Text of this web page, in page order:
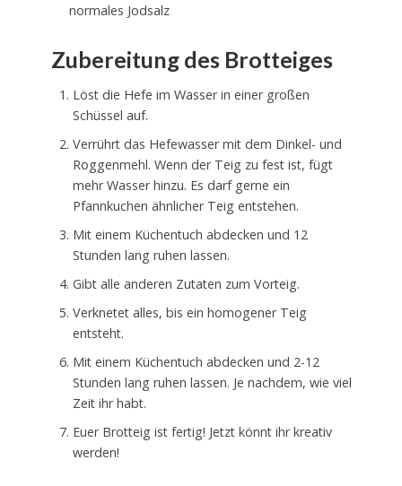
normales Jodsalz
Zubereitung des Brotteiges
Löst die Hefe im Wasser in einer großen
Schüssel auf.
Verrührt das Hefewasser mit dem Dinkel- und
Roggenmehl. Wenn der Teig zu fest ist, fügt
mehr Wasser hinzu. Es darf gerne ein
Pfannkuchen ähnlicher Teig entstehen.
Mit einem Küchentuch abdecken und 12
Stunden lang ruhen lassen.
Gibt alle anderen Zutaten zum Vorteig.
Verknetet alles, bis ein homogener Teig
entsteht.
Mit einem Küchentuch abdecken und 2-12
Stunden lang ruhen lassen. Je nachdem, wie viel
Zeit ihr habt.
Euer Brotteig ist fertig! Jetzt könnt ihr kreativ
werden!